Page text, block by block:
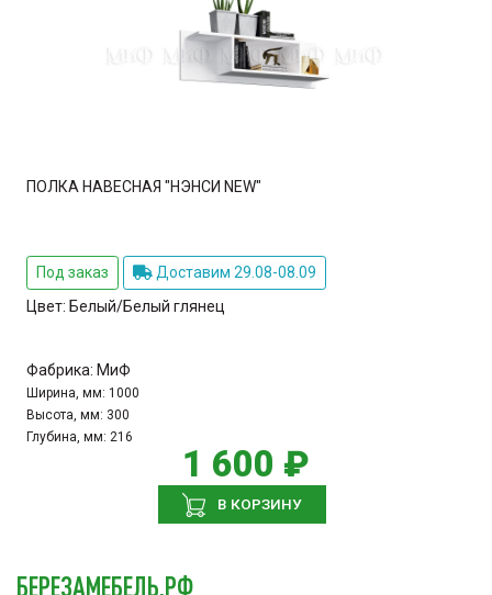
ПОЛКА НАВЕСНАЯ "НЭНСИ NEW"
Под заказ
Доставим 29.08-08.09
Цвет: Белый/Белый глянец
Фабрика: МиФ
Ширина, мм: 1000
Высота, мм: 300
Глубина, мм: 216
1 600 ₽
В КОРЗИНУ
БЕРЕЗАМЕБЕЛЬ.РФ